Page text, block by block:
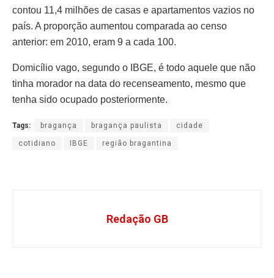
contou 11,4 milhões de casas e apartamentos vazios no
país. A proporção aumentou comparada ao censo
anterior: em 2010, eram 9 a cada 100.
Domicílio vago, segundo o IBGE, é todo aquele que não
tinha morador na data do recenseamento, mesmo que
tenha sido ocupado posteriormente.
Tags: bragança bragança paulista cidade
cotidiano IBGE região bragantina
Redação GB